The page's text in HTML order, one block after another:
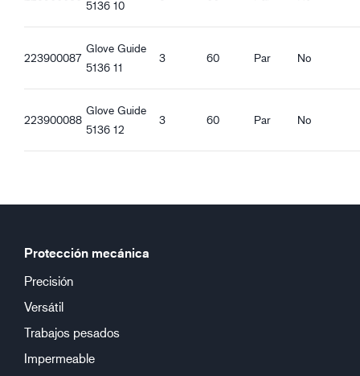
5136 10
223900087
Glove Guide
5136 11
3 60 Par No
223900088
Glove Guide
5136 12
3 60 Par No
Protección mecánica
Precisión
Versátil
Trabajos pesados
Impermeable